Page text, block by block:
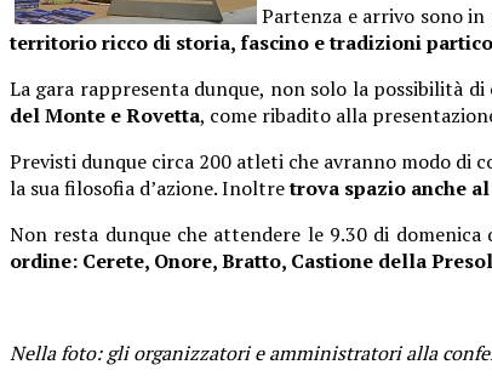
Partenza e arrivo sono
territorio ricco di storia, fascino e tradizioni
La gara rappresenta dunque, non solo la possibilità
del Monte e Rovetta, come ribadito alla
Previsti dunque circa 200 atleti che avranno modo di
la sua filosofia d’azione. Inoltretrova spazio anche
Non resta dunque che attendere le 9.30 di
ordine: Cerete, Onore, Bratto, Castione della
Nella foto: gli organizzatori e amministratori alla